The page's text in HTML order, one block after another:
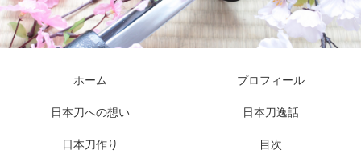
ホーム プロフィール
日本刀への想い 日本刀逸話
日本刀作り 目次